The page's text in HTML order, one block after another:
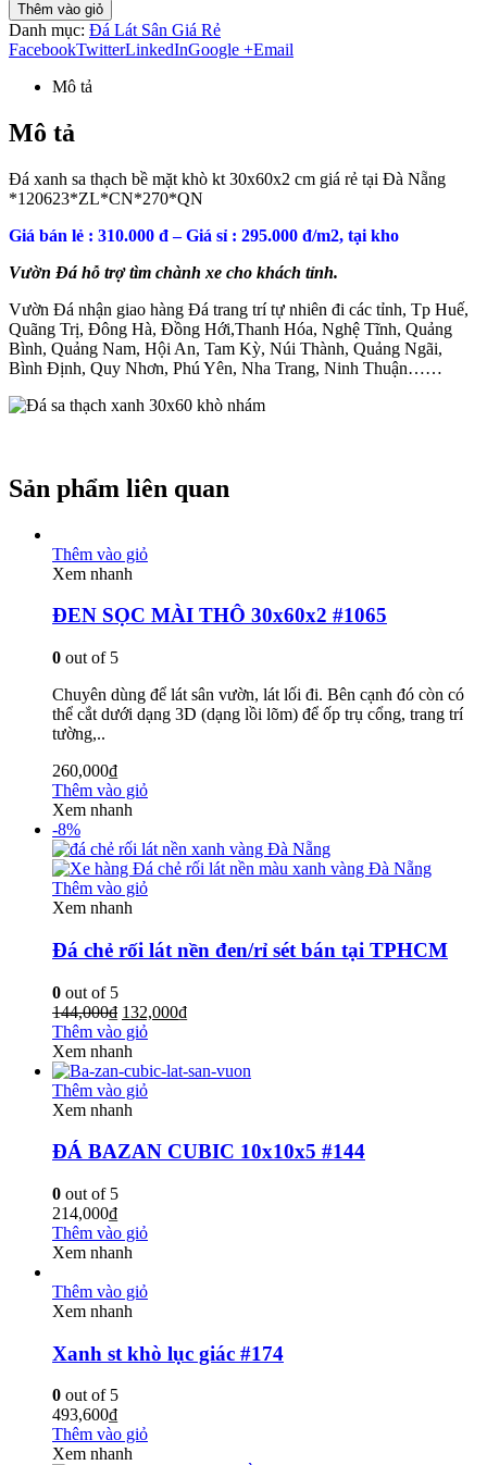
Thêm vào giỏ
Danh mục: Đá Lát Sân Giá Rẻ
FacebookTwitterLinkedInGoogle +Email
Mô tả
Mô tả
Đá xanh sa thạch bề mặt khò kt 30x60x2 cm giá rẻ tại Đà Nẵng
*120623*ZL*CN*270*QN
Giá bán lẻ : 310.000 đ – Giá sỉ : 295.000 đ/m2, tại kho
Vườn Đá hỗ trợ tìm chành xe cho khách tỉnh.
Vườn Đá nhận giao hàng Đá trang trí tự nhiên đi các tỉnh, Tp Huế,
Quãng Trị, Đông Hà, Đồng Hới,Thanh Hóa, Nghệ Tĩnh, Quảng
Bình, Quảng Nam, Hội An, Tam Kỳ, Núi Thành, Quảng Ngãi,
Bình Định, Quy Nhơn, Phú Yên, Nha Trang, Ninh Thuận……
Sản phẩm liên quan
Thêm vào giỏ
Xem nhanh
ĐEN SỌC MÀI THÔ 30x60x2 #1065
0 out of 5
Chuyên dùng để lát sân vườn, lát lối đi. Bên cạnh đó còn có
thể cắt dưới dạng 3D (dạng lồi lõm) để ốp trụ cổng, trang trí
tường,..
260,000₫
Thêm vào giỏ
Xem nhanh
-8%
Thêm vào giỏ
Xem nhanh
Đá chẻ rối lát nền đen/rỉ sét bán tại TPHCM
0 out of 5
144,000₫ 132,000₫
Thêm vào giỏ
Xem nhanh
Thêm vào giỏ
Xem nhanh
ĐÁ BAZAN CUBIC 10x10x5 #144
0 out of 5
214,000₫
Thêm vào giỏ
Xem nhanh
Thêm vào giỏ
Xem nhanh
Xanh st khò lục giác #174
0 out of 5
493,600₫
Thêm vào giỏ
Xem nhanh